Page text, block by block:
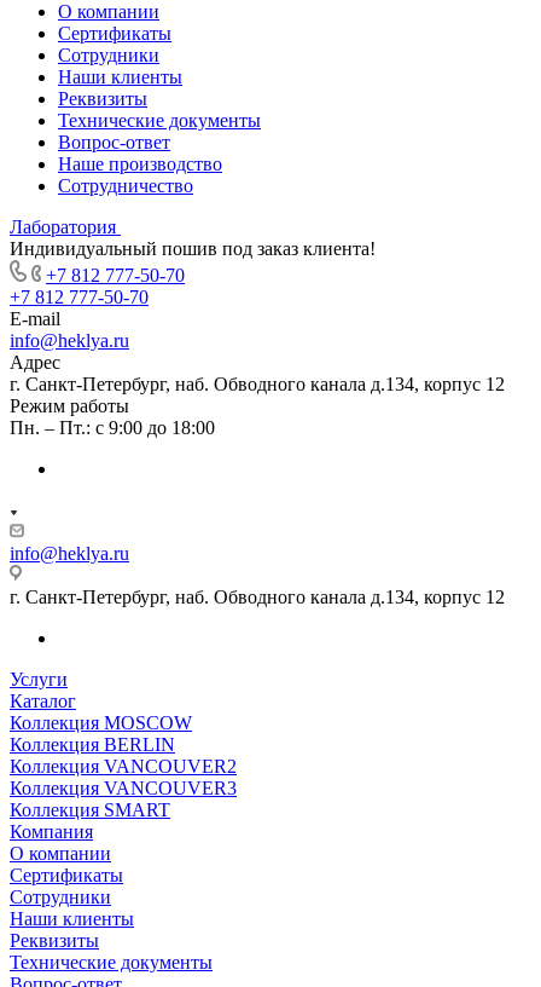
О компании
Сертификаты
Сотрудники
Наши клиенты
Реквизиты
Технические документы
Вопрос-ответ
Наше производство
Сотрудничество
Лаборатория
Индивидуальный пошив под заказ клиента!
+7 812 777-50-70
+7 812 777-50-70
E-mail
info@heklya.ru
Адрес
г. Санкт-Петербург, наб. Обводного канала д.134, корпус 12
Режим работы
Пн. – Пт.: с 9:00 до 18:00
info@heklya.ru
г. Санкт-Петербург, наб. Обводного канала д.134, корпус 12
Услуги
Каталог
Коллекция MOSCOW
Коллекция BERLIN
Коллекция VANCOUVER2
Коллекция VANCOUVER3
Коллекция SMART
Компания
О компании
Сертификаты
Сотрудники
Наши клиенты
Реквизиты
Технические документы